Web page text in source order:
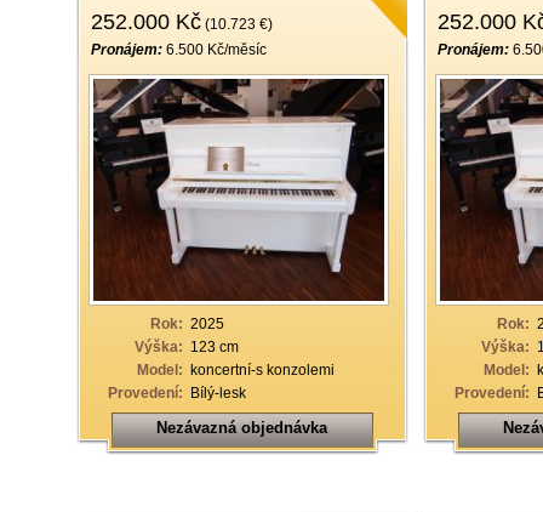
252.000 Kč (10.723 €)
Pronájem: 6.500 Kč/měsíc
Rok: 2025
Výška: 123 cm
Model: koncertní-s konzolemi
Provedení: Bílý-lesk
Nezávazná objednávka
252.000
Pronájem:
Rok:
Výška:
Model:
Provedení: